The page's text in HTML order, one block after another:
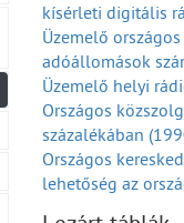
kísérleti digitális
Üzemelő
adóállomások
Üzemelő helyi
Országos
százalékában
Országos
lehetőség az
Országos és